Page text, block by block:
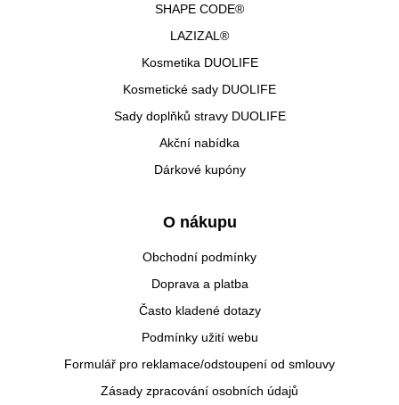
SHAPE CODE®
LAZIZAL®
Kosmetika DUOLIFE
Kosmetické sady DUOLIFE
Sady doplňků stravy DUOLIFE
Akční nabídka
Dárkové kupóny
O nákupu
Obchodní podmínky
Doprava a platba
Často kladené dotazy
Podmínky užití webu
Formulář pro reklamace/odstoupení od smlouvy
Zásady zpracování osobních údajů